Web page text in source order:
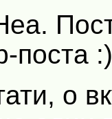
поста
о